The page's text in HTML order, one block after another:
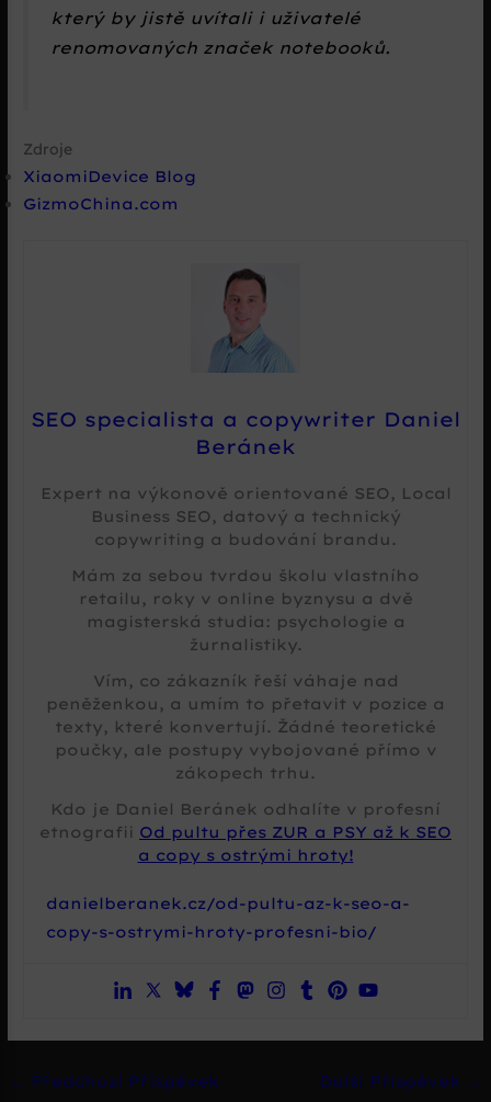
který by jistě uvítali i uživatelé
renomovaných značek notebooků.
Zdroje
XiaomiDevice Blog
GizmoChina.com
SEO specialista a copywriter Daniel
Beránek
Expert na výkonově orientované SEO, Local
Business SEO, datový a technický
copywriting a budování brandu.
Mám za sebou tvrdou školu vlastního
retailu, roky v online byznysu a dvě
magisterská studia: psychologie a
žurnalistiky.
Vím, co zákazník řeší váhaje nad
peněženkou, a umím to přetavit v pozice a
texty, které konvertují. Žádné teoretické
poučky, ale postupy vybojované přímo v
zákopech trhu.
Kdo je Daniel Beránek odhalíte v profesní
etnografii Od pultu přes ZUR a PSY až k SEO
a copy s ostrými hroty!
danielberanek.cz/od-pultu-az-k-seo-a-
copy-s-ostrymi-hroty-profesni-bio/
← Předchozí Příspěvek Další Příspěvek →